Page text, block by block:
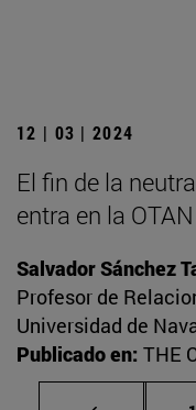
12 | 03 | 2024
El fin de la
entra en la OTAN
Salvador Sánchez
Profesor de
Universidad de
Publicado en: THE